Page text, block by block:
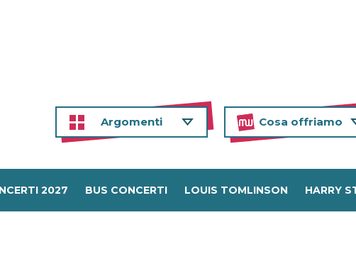
Argomenti Cosa offriamo
2027 BUS CONCERTI LOUIS TOMLINSON HARRY